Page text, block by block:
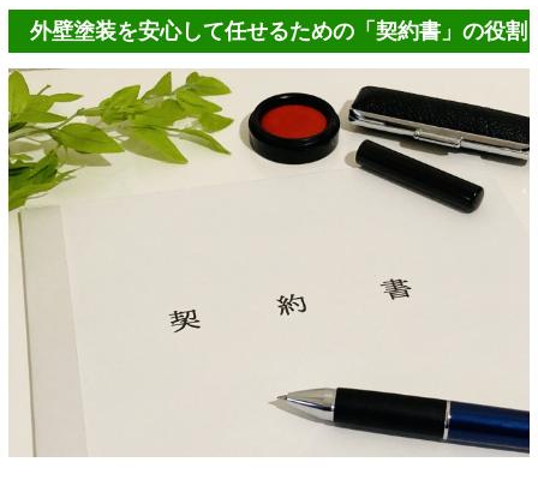
外壁塗装を安心して任せるための「契約書」の役割